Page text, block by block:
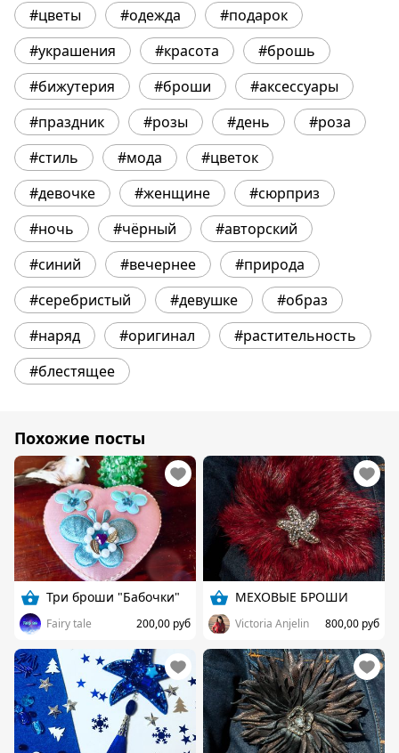
#цветы #одежда
#подарок
#украшения
#красота
#брошь
#бижутерия
#броши
#аксессуары
#праздник
#розы #день
#роза
#стиль
#мода
#цветок
#девочке
#женщине
#сюрприз
#ночь
#чёрный
#авторский
#синий
#вечернее
#природа
#серебристый
#девушке
#образ
#наряд
#оригинал
#растительность
#блестящее
Похожие посты
Три броши "Бабочки"
Fairy tale 200,00 руб
МЕХОВЫЕ БРОШИ
Victoria Anjelin 800,00 руб